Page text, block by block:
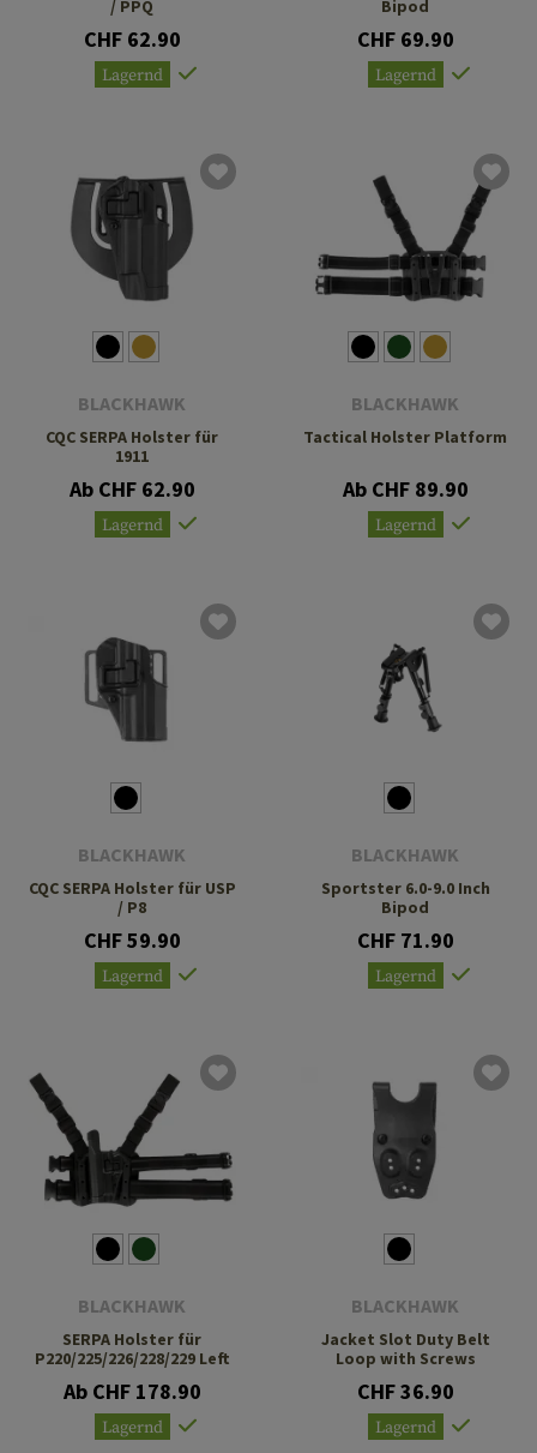
/ PPQ
CHF 62.90
Lagernd
Bipod
CHF 69.90
Lagernd
BLACKHAWK
CQC SERPA Holster für
1911
Ab CHF 62.90
Lagernd
BLACKHAWK
Tactical Holster Platform
Ab CHF 89.90
Lagernd
BLACKHAWK
CQC SERPA Holster für USP
/ P8
CHF 59.90
Lagernd
BLACKHAWK
Sportster 6.0-9.0 Inch
Bipod
CHF 71.90
Lagernd
BLACKHAWK
SERPA Holster für
P220/225/226/228/229 Left
Ab CHF 178.90
Lagernd
BLACKHAWK
Jacket Slot Duty Belt
Loop with Screws
CHF 36.90
Lagernd